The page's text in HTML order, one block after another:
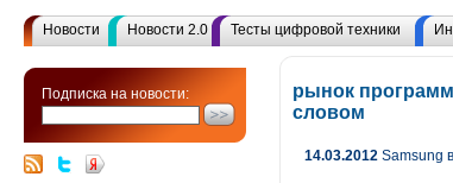
Новости Новости 2.0 Тесты цифровой техники
Подписка на новости:
рынок
словом
14.03.2012 Samsung